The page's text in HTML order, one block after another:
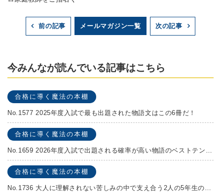
前の記事 メールマガジン一覧 次の記事
今みんなが読んでいる記事はこちら
合格に導く魔法の本棚
No.1577 2025年度入試で最も出題された物語文はこの6冊だ！
合格に導く魔法の本棚
合格に導く魔法の本棚